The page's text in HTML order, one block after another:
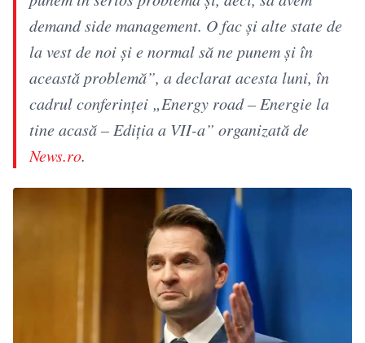
demand side management. O fac şi alte state de
la vest de noi şi e normal să ne punem şi în
această problemă”, a declarat acesta luni, în
cadrul conferinței „Energy road – Energie la
tine acasă – Ediţia a VII-a” organizată de
News.ro.